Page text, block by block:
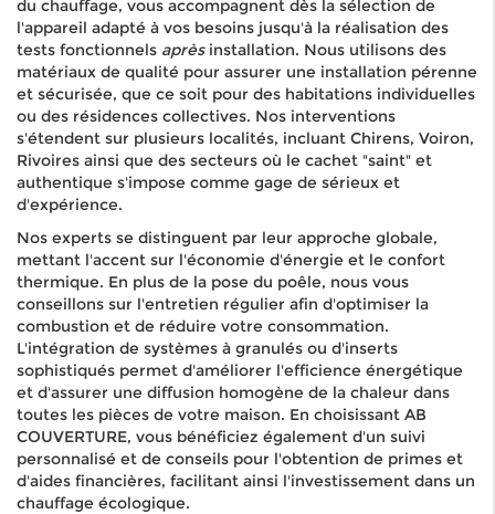
du chauffage, vous accompagnent dès la sélection de
l'appareil adapté à vos besoins jusqu'à la réalisation des
tests fonctionnels aprèsinstallation. Nous utilisons des
matériaux de qualité pour assurer une installation pérenne
et sécurisée, que ce soit pour des habitations individuelles
ou des résidences collectives. Nos interventions
s'étendent sur plusieurs localités, incluant Chirens, Voiron,
Rivoires ainsi que des secteurs où le cachet "saint" et
authentique s'impose comme gage de sérieux et
d'expérience.
Nos experts se distinguent par leur approche globale,
mettant l'accent sur l'économie d'énergie et le confort
thermique. En plus de la pose du poêle, nous vous
conseillons sur l'entretien régulier afin d'optimiser la
combustion et de réduire votre consommation.
L'intégration de systèmes à granulés ou d'inserts
sophistiqués permet d'améliorer l'efficience énergétique
et d'assurer une diffusion homogène de la chaleur dans
toutes les pièces de votre maison. En choisissant AB
COUVERTURE, vous bénéficiez également d'un suivi
personnalisé et de conseils pour l'obtention de primes et
d'aides financières, facilitant ainsi l'investissement dans un
chauffage écologique.